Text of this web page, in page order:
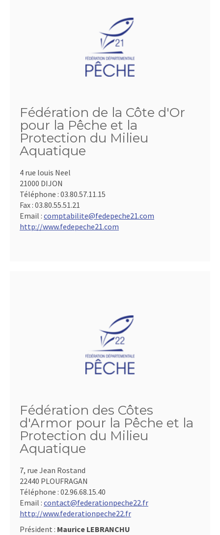
Fédération de la Côte d'Or
pour la Pêche et la
Protection du Milieu
Aquatique
4 rue louis Neel
21000 DIJON
Téléphone : 03.80.57.11.15
Fax : 03.80.55.51.21
Email : comptabilite@fedepeche21.com
http://www.fedepeche21.com
Fédération des Côtes
d'Armor pour la Pêche et la
Protection du Milieu
Aquatique
7, rue Jean Rostand
22440 PLOUFRAGAN
Téléphone : 02.96.68.15.40
Email : contact@federationpeche22.fr
http://www.federationpeche22.fr
Président : Maurice LEBRANCHU